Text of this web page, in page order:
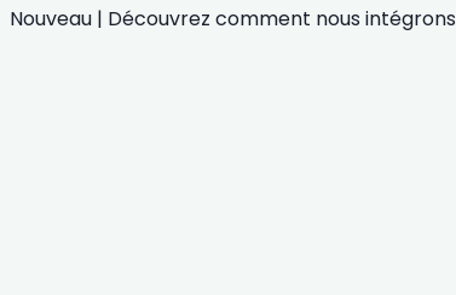
Nouveau | Découvrez comment nous intégrons